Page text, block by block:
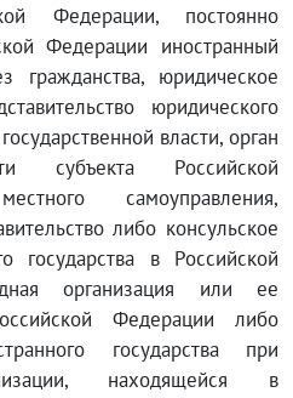
Федерации, постоянно
Федерации иностранный
юридическое
юридического
власти, орган
субъекта Российской
самоуправления,
либо консульское
государства в Российской
организация или ее
Федерации либо
государства при
находящейся в